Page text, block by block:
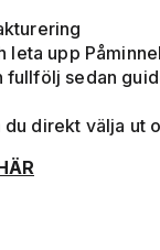
leta upp
fullfölj sedan
du direkt välja